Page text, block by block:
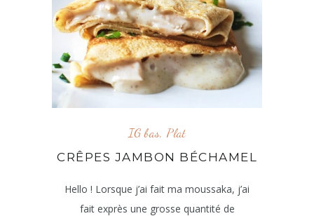
IG bas, Plat
CRÊPES JAMBON BÉCHAMEL
Hello ! Lorsque j’ai fait ma moussaka, j’ai
fait exprès une grosse quantité de